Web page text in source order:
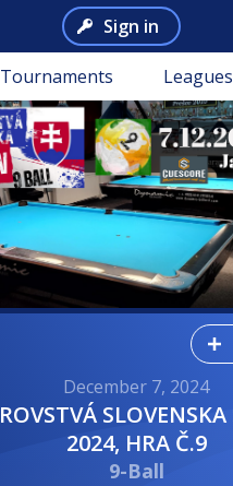
Sign in
Tournaments Leagues
December 7, 2024
2024, HRA Č.9
9-Ball